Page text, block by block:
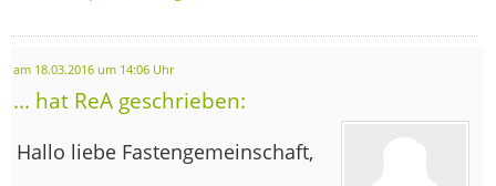
am 18.03.2016 um 14:06 Uhr
... hat ReA geschrieben:
Hallo liebe Fastengemeinschaft,